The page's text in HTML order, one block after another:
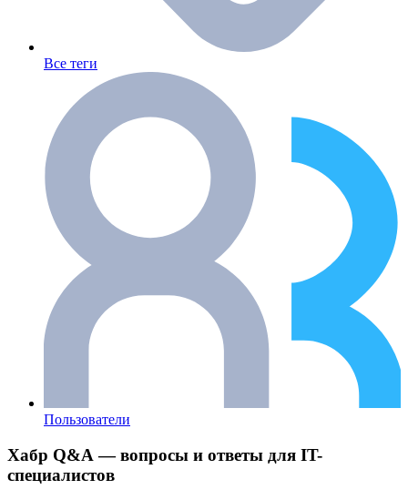
Все теги
Пользователи
Хабр Q&A — вопросы и ответы для IT-
специалистов